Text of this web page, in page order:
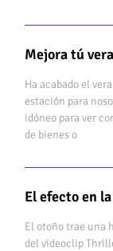
Mejora tú
Ha acabado el
estación para
idóneo para ver
de bienes o
El efecto en
El otoño trae una
del videoclip